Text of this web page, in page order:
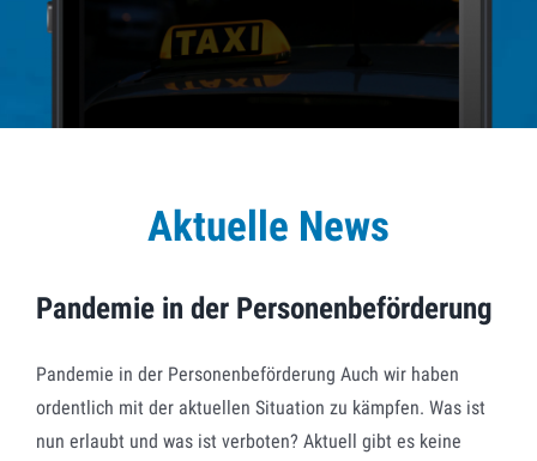
Aktuelle News
Pandemie in der
Personenbeförderung
Pandemie in der Personenbeförderung
Pandemie in der Personenbeförderung Auch wir haben
ordentlich mit der aktuellen Situation zu kämpfen. Was ist
nun erlaubt und was ist verboten? Aktuell gibt es keine